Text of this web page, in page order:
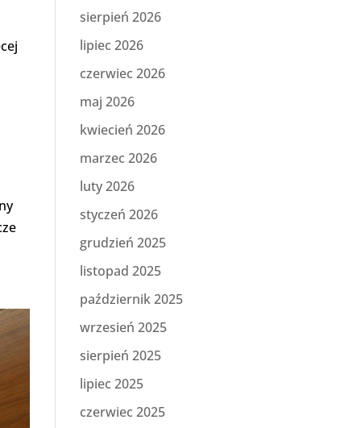
sierpień 2026
lipiec 2026
czerwiec 2026
maj 2026
kwiecień 2026
marzec 2026
luty 2026
styczeń 2026
grudzień 2025
listopad 2025
październik 2025
wrzesień 2025
sierpień 2025
lipiec 2025
czerwiec 2025